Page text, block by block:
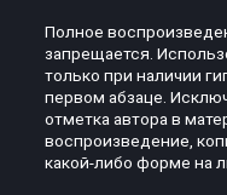
Полное
запрещается.
только при наличии
первом абзаце.
отметка автора в
воспроизведение,
какой-либо форме на